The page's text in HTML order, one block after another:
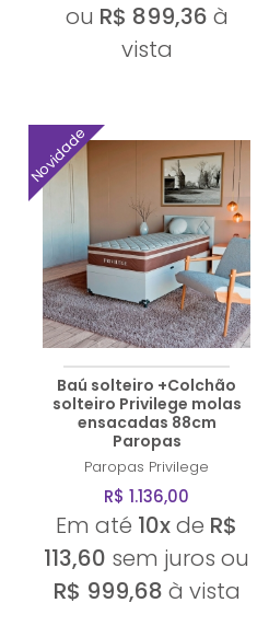
ou R$ 899,36 à
vista
Novidade
Baú solteiro +Colchão
solteiro Privilege molas
ensacadas 88cm
Paropas
Paropas Privilege
R$ 1.136,00
Em até 10xde R$
113,60 sem juros ou
R$ 999,68 à vista